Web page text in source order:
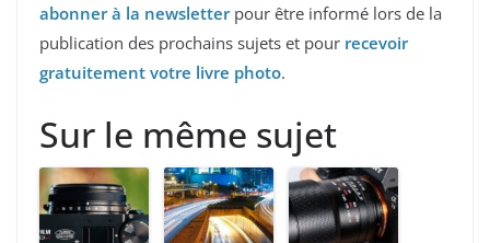
abonner à la newsletterpour être informé lors de la
publication des prochains sujets et pour recevoir
gratuitement votre livre photo.
Sur le même sujet